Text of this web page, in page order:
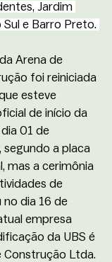
Jardim
e Barro Preto.
Arena de
foi reiniciada
esteve
de início da
01 de
a placa
mas a cerimônia
de
no dia 16 de
empresa
da UBS é
Construção Ltda.